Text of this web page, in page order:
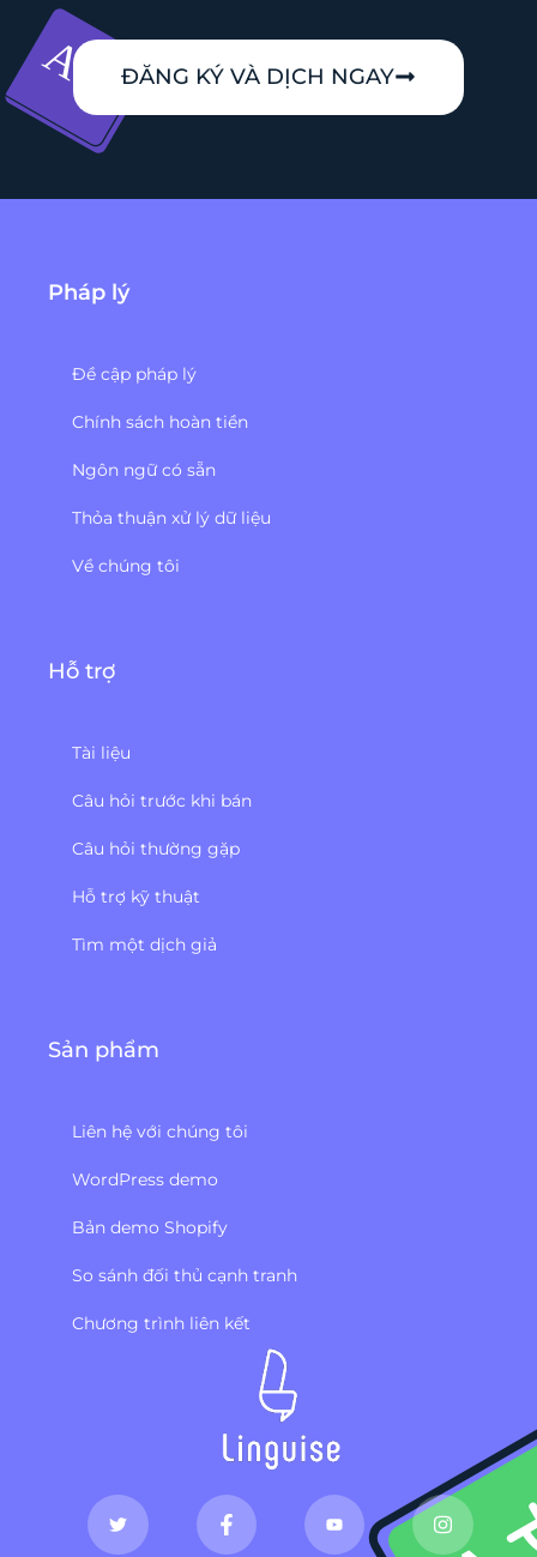
ĐĂNG KÝ VÀ DỊCH NGAY
Pháp lý
Đề cập pháp lý
Chính sách hoàn tiền
Ngôn ngữ có sẵn
Thỏa thuận xử lý dữ liệu
Về chúng tôi
Hỗ trợ
Tài liệu
Câu hỏi trước khi bán
Câu hỏi thường gặp
Hỗ trợ kỹ thuật
Tìm một dịch giả
Sản phẩm
Liên hệ với chúng tôi
WordPress demo
Bản demo Shopify
So sánh đối thủ cạnh tranh
Chương trình liên kết